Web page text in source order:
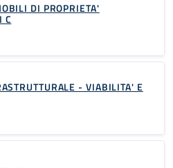
DI PROPRIETA'
C
- VIABILITA' E